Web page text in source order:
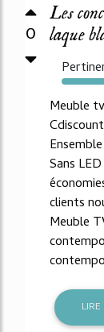
0
Les
laque
2423%
Meuble
Sans
clients
Meuble